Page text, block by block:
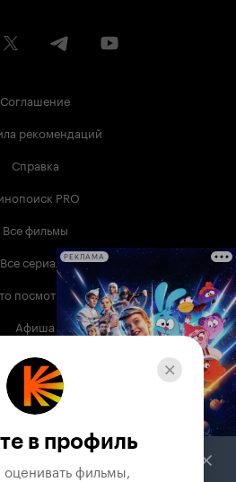
Соглашение
рекомендаций
Справка
PRO
Все фильмы
Все сериалы
посмотреть
Афиша
Музыка
Телепрограмма
поддержки
РЕКЛАМА
в профиль
фильмы,